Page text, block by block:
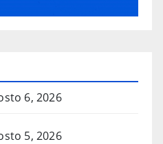
6, 2026
5, 2026